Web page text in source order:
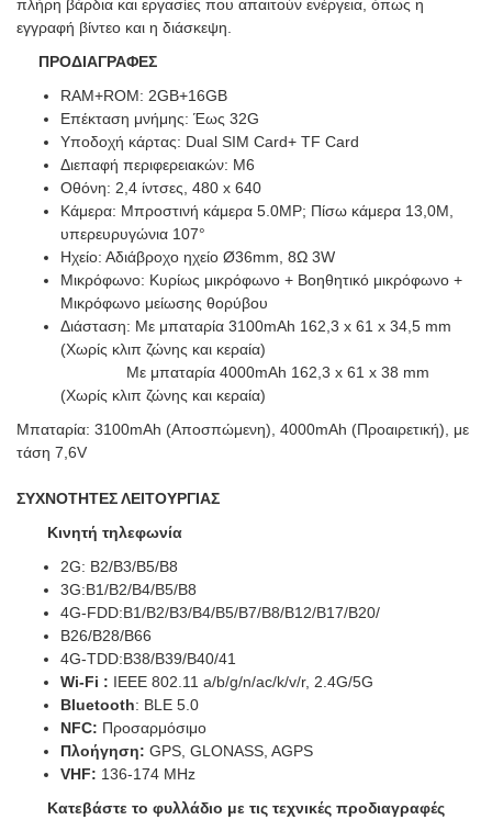
πλήρη βάρδια και εργασίες που απαιτούν ενέργεια, όπως η
εγγραφή βίντεο και η διάσκεψη.
ΠΡΟΔΙΑΓΡΑΦΕΣ
RAM+ROM: 2GB+16GB
Επέκταση μνήμης: Έως 32G
Υποδοχή κάρτας: Dual SIM Card+ TF Card
Διεπαφή περιφερειακών: M6
Οθόνη: 2,4 ίντσες, 480 x 640
Κάμερα: Μπροστινή κάμερα 5.0MP; Πίσω κάμερα 13,0M,
υπερευρυγώνια 107°
Ηχείο: Αδιάβροχο ηχείο Ø36mm, 8Ω 3W
Μικρόφωνο: Κυρίως μικρόφωνο + Βοηθητικό μικρόφωνο +
Μικρόφωνο μείωσης θορύβου
Διάσταση: Με μπαταρία 3100mAh 162,3 x 61 x 34,5 mm
(Χωρίς κλιπ ζώνης και κεραία)
Με μπαταρία 4000mAh 162,3 x 61 x 38 mm
(Χωρίς κλιπ ζώνης και κεραία)
Μπαταρία: 3100mAh (Αποσπώμενη), 4000mAh (Προαιρετική), με
τάση 7,6V
ΣΥΧΝΟΤΗΤΕΣ ΛΕΙΤΟΥΡΓΙΑΣ
Κινητή τηλεφωνία
2G: B2/B3/B5/B8
3G:B1/B2/B4/B5/B8
4G-FDD:B1/B2/B3/B4/B5/B7/B8/B12/B17/B20/
B26/B28/B66
4G-TDD:B38/B39/B40/41
Wi-Fi : IEEE 802.11 a/b/g/n/ac/k/v/r, 2.4G/5G
Bluetooth: BLE 5.0
NFC: Προσαρμόσιμο
Πλοήγηση: GPS, GLONASS, AGPS
VHF: 136-174 MHz
Κατεβάστε το φυλλάδιο με τις τεχνικές προδιαγραφές